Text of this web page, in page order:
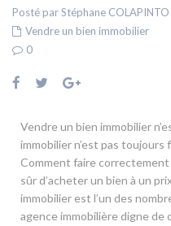
Posté par Stéphane
Vendre un bien immobilier
0
Vendre un bien immobilier
immobilier n’est pas toujours
Comment faire
sûr d’acheter un bien à un
immobilier est l’un des
agence immobilière digne de